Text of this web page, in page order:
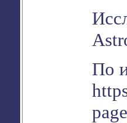
По